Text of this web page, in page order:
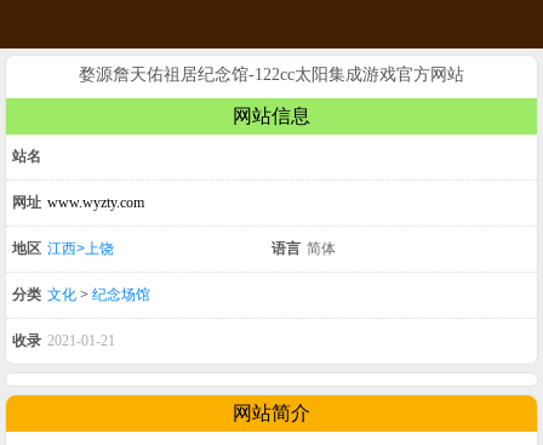
婺源詹天佑祖居纪念馆-122cc太阳集成游戏官方网站
网站信息
站名
网址 www.wyzty.com
地区 江西>上饶 语言 简体
分类 文化 > 纪念场馆
收录 2021-01-21
网站简介